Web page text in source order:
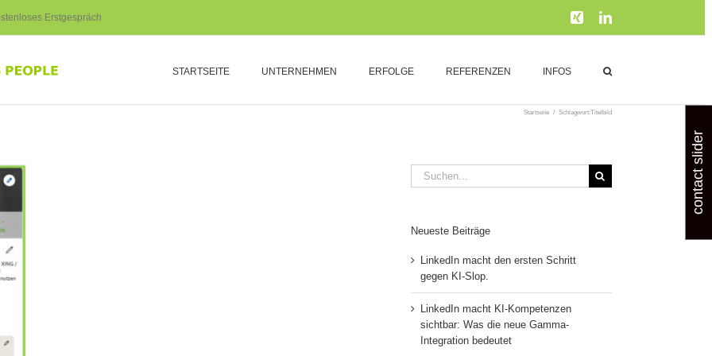
Erstgespräch Xing LinkedIn
STARTSEITE UNTERNEHMEN ERFOLGE REFERENZEN INFOS
Startseite / Schlagwort:Titelbild
Suche
nach:
Neueste Beiträge
LinkedIn macht den ersten Schritt
gegen KI-Slop.
LinkedIn macht KI-Kompetenzen
sichtbar: Was die neue Gamma-
Integration bedeutet
contact slider